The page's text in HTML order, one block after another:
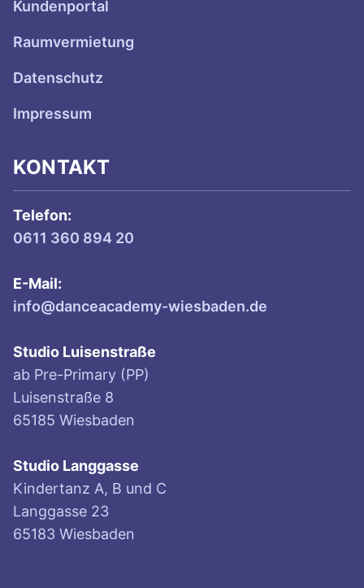
Kundenportal
Raumvermietung
Datenschutz
Impressum
KONTAKT
Telefon:
0611 360 894 20
E-Mail:
info@danceacademy-wiesbaden.de
Studio Luisenstraße
ab Pre-Primary (PP)
Luisenstraße 8
65185 Wiesbaden
Studio Langgasse
Kindertanz A, B und C
Langgasse 23
65183 Wiesbaden